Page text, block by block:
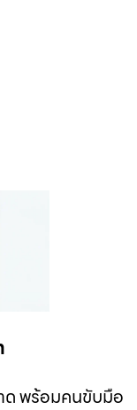
ด พร้อมคนขับมือ